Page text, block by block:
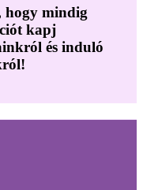
hogy mindig
kapj
és induló